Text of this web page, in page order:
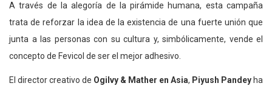
A través de la alegoría de la pirámide humana, esta campaña
trata de reforzar la idea de la existencia de una fuerte unión que
junta a las personas con su cultura y, simbólicamente, vende el
concepto de Fevicol de ser el mejor adhesivo.
El director creativo de Ogilvy & Mather en Asia, Piyush Pandey ha